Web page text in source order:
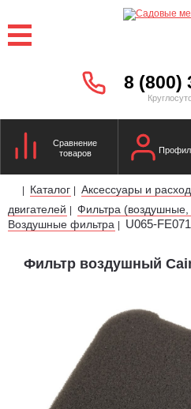
8 (800)
Сравнение
товаров
| Каталог | Аксессуары и
двигателей | Фильтра
Воздушные фильтра | U065-FE071
Фильтр воздушный